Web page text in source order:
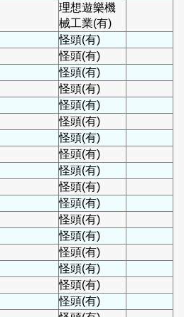
理想遊樂機
械工業(有)
怪頭(有)
怪頭(有)
怪頭(有)
怪頭(有)
怪頭(有)
怪頭(有)
怪頭(有)
怪頭(有)
怪頭(有)
怪頭(有)
怪頭(有)
怪頭(有)
怪頭(有)
怪頭(有)
怪頭(有)
怪頭(有)
怪頭(有)